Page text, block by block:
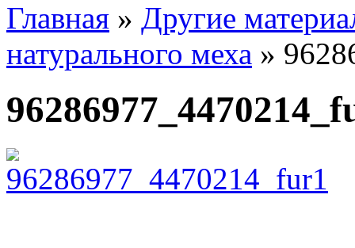
Главная » Другие
натурального меха »